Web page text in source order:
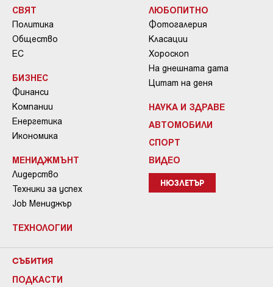
СВЯТ
Политика
Общество
ЕС
БИЗНЕС
Финанси
Компании
Енергетика
Икономика
МЕНИДЖМЪНТ
Лидерство
Техники за успех
Job Мениджър
ТЕХНОЛОГИИ
ЛЮБОПИТНО
Фотогалерия
Класации
Хороскоп
На днешната дата
Цитат на деня
НАУКА И ЗДРАВЕ
АВТОМОБИЛИ
СПОРТ
ВИДЕО
НЮЗЛЕТЪР
СЪБИТИЯ
ПОДКАСТИ